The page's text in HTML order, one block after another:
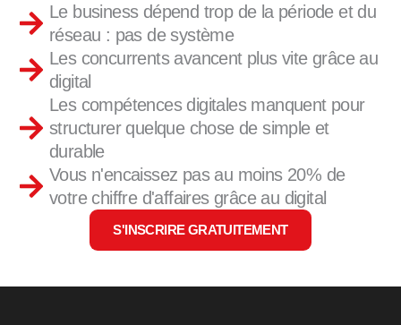
Le business dépend trop de la période et du
réseau : pas de système
Les concurrents avancent plus vite grâce au
digital
Les compétences digitales manquent pour
structurer quelque chose de simple et
durable
Vous n'encaissez pas au moins 20% de
votre chiffre d'affaires grâce au digital
S'INSCRIRE GRATUITEMENT